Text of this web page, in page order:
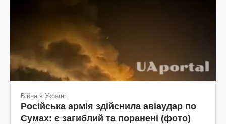
Війна в Україні
Російська армія здійснила авіаудар по
Сумах: є загиблий та поранені (фото)